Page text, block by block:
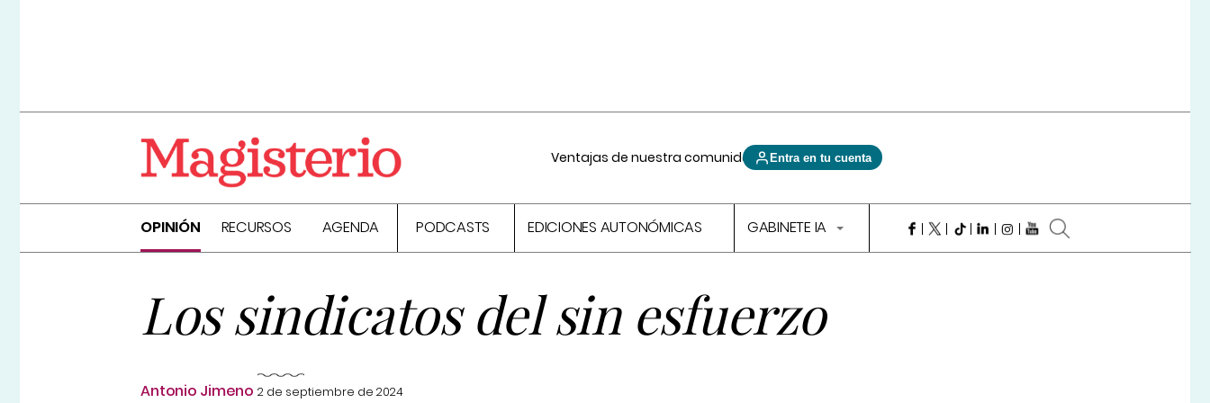
Ventajas de nuestra comunidad Entra en tu cuenta
OPINIÓN RECURSOS AGENDA PODCASTS EDICIONES AUTONÓMICAS GABINETE IA
Los sindicatos del sin esfuerzo
Antonio Jimeno 2 de septiembre de 2024